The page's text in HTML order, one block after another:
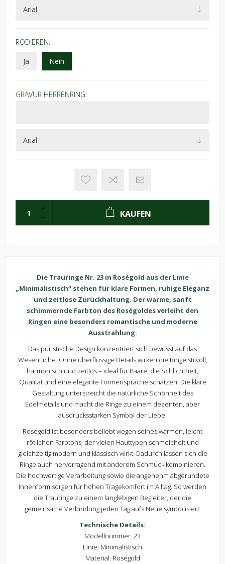
RODIEREN:
Ja
Nein
GRAVUR HERRENRING:
KAUFEN
Die Trauringe Nr. 23 in Roségold aus der Linie
„Minimalistisch“ stehen für klare Formen, ruhige Eleganz
und zeitlose Zurückhaltung. Der warme, sanft
schimmernde Farbton des Roségoldes verleiht den
Ringen eine besonders romantische und moderne
Ausstrahlung.
Das puristische Design konzentriert sich bewusst auf das
Wesentliche. Ohne überflüssige Details wirken die Ringe stilvoll,
harmonisch und zeitlos – ideal für Paare, die Schlichtheit,
Qualität und eine elegante Formensprache schätzen. Die klare
Gestaltung unterstreicht die natürliche Schönheit des
Edelmetalls und macht die Ringe zu einem dezenten, aber
ausdrucksstarken Symbol der Liebe.
Roségold ist besonders beliebt wegen seines warmen, leicht
rötlichen Farbtons, der vielen Hauttypen schmeichelt und
gleichzeitig modern und klassisch wirkt. Dadurch lassen sich die
Ringe auch hervorragend mit anderem Schmuck kombinieren.
Die hochwertige Verarbeitung sowie die angenehm abgerundete
Innenform sorgen für hohen Tragekomfort im Alltag. So werden
die Trauringe zu einem langlebigen Begleiter, der die
gemeinsame Verbindung jeden Tag aufs Neue symbolisiert.
Technische Details:
Modellnummer: 23
Linie: Minimalistisch
Material: Roségold